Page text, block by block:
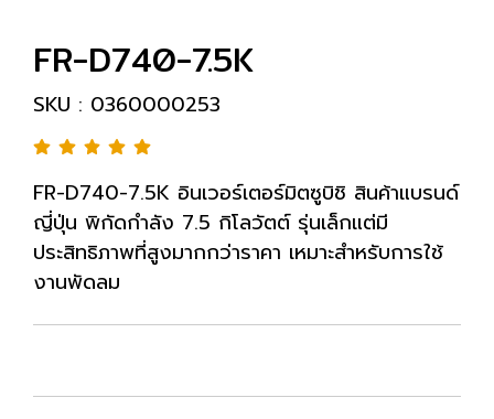
FR-D740-7.5K
SKU : 0360000253
FR-D740-7.5K อินเวอร์เตอร์มิตซูบิชิ สินค้าแบรนด์
ญี่ปุ่น พิกัดกำลัง 7.5 กิโลวัตต์ รุ่นเล็กแต่มี
ประสิทธิภาพที่สูงมากกว่าราคา เหมาะสำหรับการใช้
งานพัดลม